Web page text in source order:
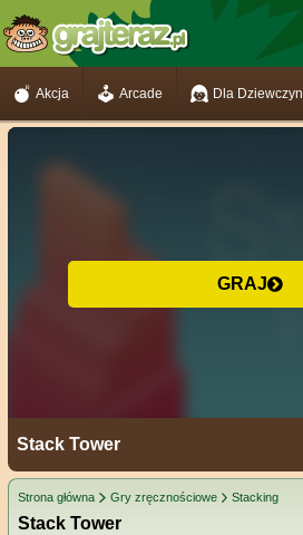
Akcja Arcade Dla Dziewczyn
GRAJ
Stack Tower
Strona główna Gry zręcznościowe Stacking
Stack Tower